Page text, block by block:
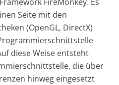
Seite mit den
(OpenGL, DirectX)
diese Weise entsteht
die über
hinweg eingesetzt